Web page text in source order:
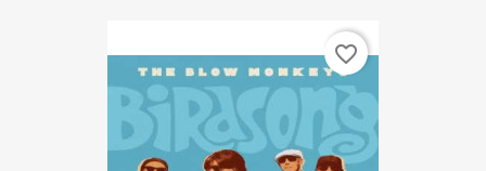
favorite_border